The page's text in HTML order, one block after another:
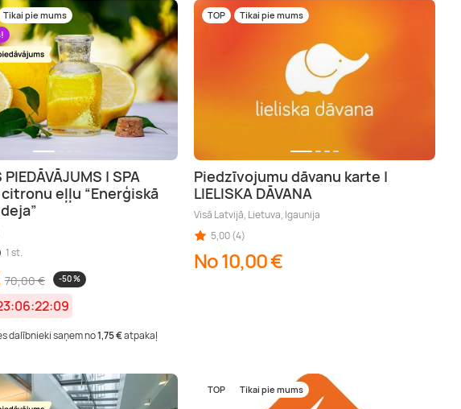
Tikai pie mums
PIEDĀVĀJUMS | SPA
eļļu “Enerģiskā
1 st.
70,00 € -50 %
dalībnieki saņem no1,75 €atpakaļ
TOP Tikai pie mums
Piedzīvojumu dāvanu karte |
LIELISKA DĀVANA
Visā Latvijā, Lietuva, Igaunija
5,00 (4)
No 10,00 €
TOP Tikai pie mums